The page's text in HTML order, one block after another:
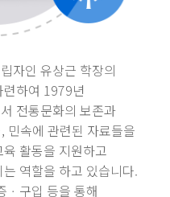
자인 유상근 학장의
하여 1979년
전통문화의 보존과
민속에 관련된 자료들을
활동을 지원하고
역할을 하고 있습니다.
ㆍ구입 등을 통해